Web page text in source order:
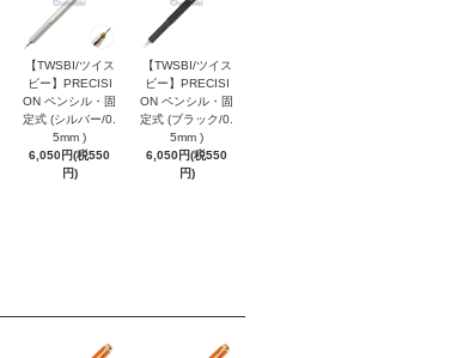
【TWSBI/ツイス
ビー】PRECISI
ON ペンシル・固
定式 (シルバー/0.
5mm )
6,050円(税550
円)
【TWSBI/ツイス
ビー】PRECISI
ON ペンシル・固
定式 (ブラック/0.
5mm )
6,050円(税550
円)